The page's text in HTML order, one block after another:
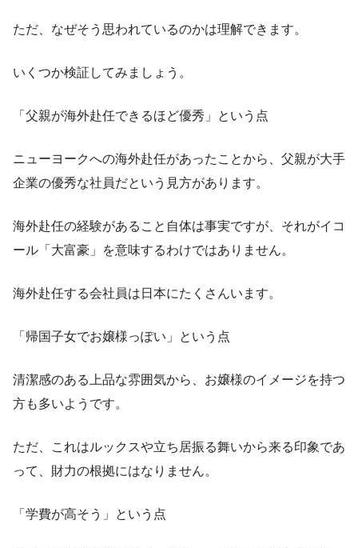
ただ、なぜそう思われているのかは理解できます。
いくつか検証してみましょう。
「父親が海外赴任できるほど優秀」という点
ニューヨークへの海外赴任があったことから、父親が大手
企業の優秀な社員だという見方があります。
海外赴任の経験があること自体は事実ですが、それがイコ
ール「大富豪」を意味するわけではありません。
海外赴任する会社員は日本にたくさんいます。
「帰国子女でお嬢様っぽい」という点
清潔感のある上品な雰囲気から、お嬢様のイメージを持つ
方も多いようです。
ただ、これはルックスや立ち居振る舞いから来る印象であ
って、財力の根拠にはなりません。
「学費が高そう」という点